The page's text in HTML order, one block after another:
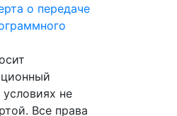
о передаче
не
Все права